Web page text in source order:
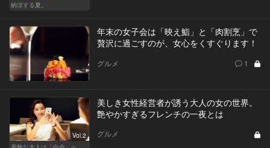
納涼する夏。
年末の女子会は「映え鮨」と「肉割烹」で
贅沢に過ごすのが、女心をくすぐります！
グルメ 1
Vol.2
美しき女性経営者が誘う大人の女の世界。
艶やかすぎるフレンチの一夜とは
グルメ